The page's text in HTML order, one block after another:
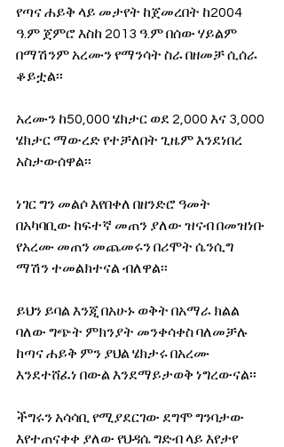
የጣና ሐይቅ ላይ መታየት ከጀመረበት ከ2004
ዓ.ም ጀምሮ እስከ 2013 ዓ.ም በሰው ሃይልም
በማሽንም አረሙን የማንሳት ስራ በዘመቻ ሲሰራ
ቆይቷል፡፡
አረሙን ከ50,000 ሄክታር ወደ 2,000 እና 3,000
ሄክታር ማውረድ የተቻለበት ጊዜም እንደነበረ
አስታውሰዋል፡፡
ነገር ግን መልሶ እየበቀለ በዘንድሮ ዓመት
በአካባቢው ከፍተኛ መጠን ያለው ዝናብ በመዝነቡ
የአረሙ መጠን መጨመሩን በሪሞት ሴንሲግ
ማሽን ተመልክተናል ብለዋል፡፡
ይህን ይባል እንጂ በአሁኑ ወቅት በአማራ ክልል
ባለው ግጭት ምክንያት መንቀሳቀስ ባለመቻሉ
ከጣና ሐይቅ ምን ያህል ሄክታሩ በአረሙ
እንደተሸፈነ በውል እንደማይታወቅ ነግረውናል፡፡
ችግሩን አሳሳቢ የሚያደርገው ደግሞ ግንባታው
እየተጠናቀቀ ያለው የህዳሴ ግድብ ላይ እየታየ